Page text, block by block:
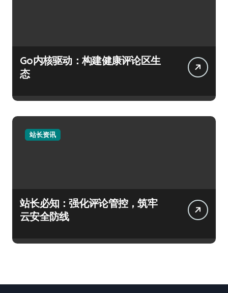
Go内核驱动：构建健康评论区生
态
站长资讯
站长必知：强化评论管控，筑牢
云安全防线